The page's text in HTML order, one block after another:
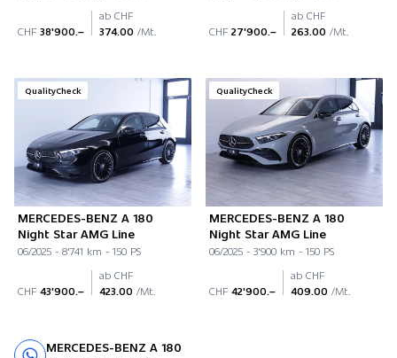
CHF 38'900.–
ab CHF
374.00 /Mt. CHF 27'900.–
ab CHF
263.00 /Mt.
QualityCheck
MERCEDES-BENZ A 180
Night Star AMG Line
06/2025 - 8'741 km - 150 PS
CHF 43'900.–
ab CHF
423.00 /Mt.
QualityCheck
MERCEDES-BENZ A 180
Night Star AMG Line
06/2025 - 3'900 km - 150 PS
CHF 42'900.–
ab CHF
409.00 /Mt.
MERCEDES-BENZ A 180